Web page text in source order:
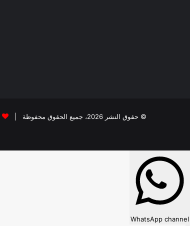
© حقوق النشر 2026، جميع الحقوق محفوظة |
WhatsApp channel